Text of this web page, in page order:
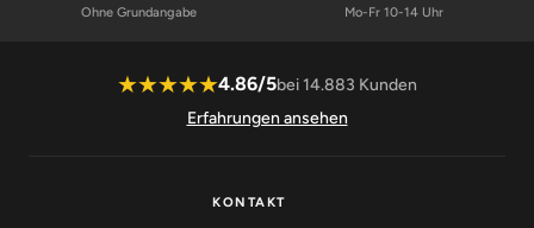
Ohne Grundangabe Mo-Fr 10-14 Uhr
★★★★★4.86/5bei 14.883 Kunden
Erfahrungen ansehen
KONTAKT